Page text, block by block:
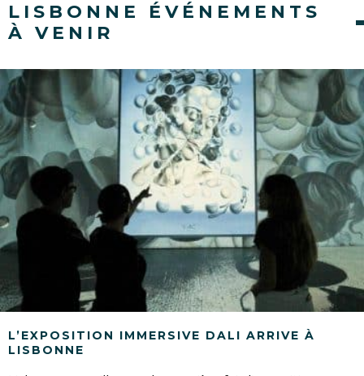
LISBONNE ÉVÉNEMENTS
À VENIR
L’EXPOSITION IMMERSIVE DALI ARRIVE À
LISBONNE